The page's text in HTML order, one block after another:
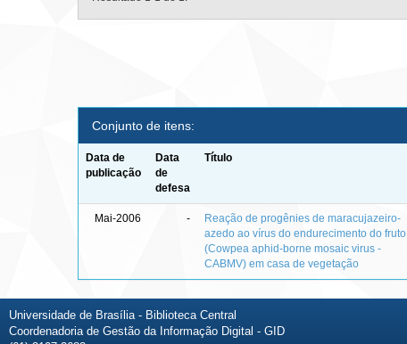
Conjunto de itens:
Data de
publicação
Data
de
defesa
Título
Mai-2006 -
Reação de progênies de maracujazeiro-
azedo ao vírus do endurecimento do fruto
(Cowpea aphid-borne mosaic virus -
CABMV) em casa de vegetação
Universidade de Brasília - Biblioteca Central
Coordenadoria de Gestão da Informação Digital - GID